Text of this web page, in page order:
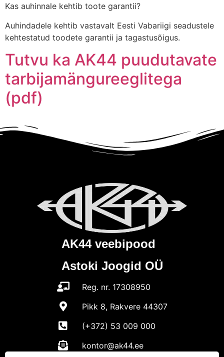
Kas auhinnale kehtib toote garantii?
Auhindadele kehtib vastavalt Eesti Vabariigi seadustele
kehtestatud toodete garantii ja tagastusõigus.
Tutvu ka AK44 puudutavate
tarbijamängureeglitega
(pdf)
AK44 veebipood
Astoki Joogid OÜ
Reg. nr. 17308950
Pikk 8, Rakvere 44307
(+372) 53 009 000
kontor@ak44.ee